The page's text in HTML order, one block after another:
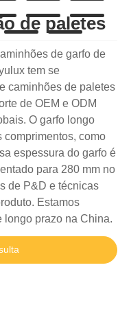
de paletes
de garfo de
tem se
caminhões de paletes
de OEM e ODM
O garfo longo
comprimentos, como
espessura do garfo é
para 280 mm no
de P&D e técnicas
Estamos
longo prazo na China.